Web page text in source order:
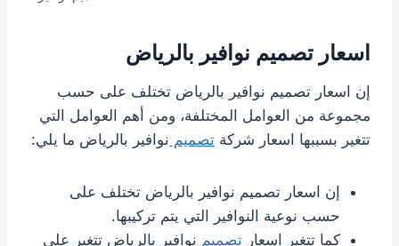
اسعار تصميم نوافير بالرياض
إن اسعار تصميم نوافير بالرياض تختلف على حسب
مجموعة من العوامل المختلفة، ومن أهم العوامل التي
تتغير بسببها اسعار شركة تصميم نوافير بالرياض ما يلي:
إن اسعار تصميم نوافير بالرياض تختلف على
حسب نوعية النوافير التي يتم تركيبها.
كما تتغير اسعار تصميم نوافير بالرياض تتغير على